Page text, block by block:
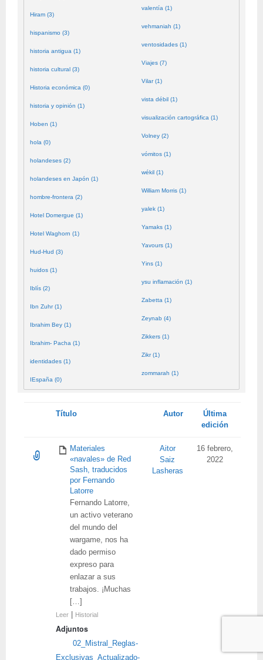
Hiram (3)
hispanismo (3)
historia antigua (1)
historia cultural (3)
Historia económica (0)
historia y opinión (1)
Hoben (1)
hola (0)
holandeses (2)
holandeses en Japón (1)
hombre-frontera (2)
Hotel Domergue (1)
Hotel Waghorn (1)
Hud-Hud (3)
huidos (1)
Iblís (2)
Ibn Zuhr (1)
Ibrahim Bey (1)
Ibrahim- Pacha (1)
identidades (1)
IEspaña (0)
valentía (1)
vehmaniah (1)
ventosidades (1)
Viajes (7)
Vilar (1)
vista débil (1)
visualización cartográfica (1)
Volney (2)
vómitos (1)
wékil (1)
William Morris (1)
yalek (1)
Yamaks (1)
Yavours (1)
Yins (1)
ysu inflamación (1)
Zabetta (1)
Zeynab (4)
Zikkers (1)
Zikr (1)
zommarah (1)
Título Autor
Última
edición
Materiales
«navales» de Red
Sash, traducidos
por Fernando
Latorre
Fernando Latorre,
un activo veterano
del mundo del
wargame, nos ha
dado permiso
expreso para
enlazar a sus
trabajos. ¡Muchas
[…]
Leer Historial
Adjuntos
02_Mistral_Reglas-
Exclusivas_Actualizado-
Aitor
Saiz
Lasheras
16 febrero,
2022